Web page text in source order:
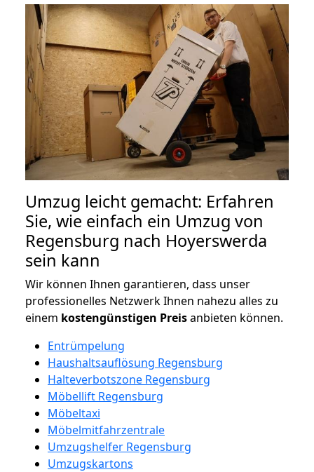
Umzug leicht gemacht: Erfahren
Sie, wie einfach ein Umzug von
Regensburg nach Hoyerswerda
sein kann
Wir können Ihnen garantieren, dass unser
professionelles Netzwerk Ihnen nahezu alles zu
einem kostengünstigen Preisanbieten können.
Entrümpelung
Haushaltsauflösung Regensburg
Halteverbotszone Regensburg
Möbellift Regensburg
Möbeltaxi
Möbelmitfahrzentrale
Umzugshelfer Regensburg
Umzugskartons